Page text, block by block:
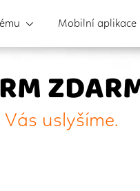
Mobilní aplikace
uslyšíme.